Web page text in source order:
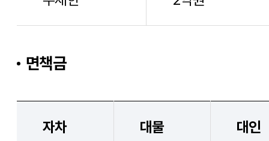
면책금
자차 대물 대인